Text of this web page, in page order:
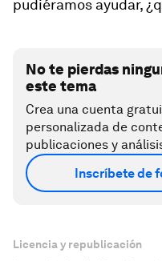
pudiéramos ayudar,
No te pierdas
este tema
Crea una cuenta
personalizada de
publicaciones y
Inscríbete de
Licencia y republicación